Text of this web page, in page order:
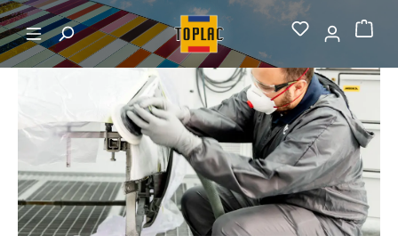
springenStartseite Tageslichtlampen